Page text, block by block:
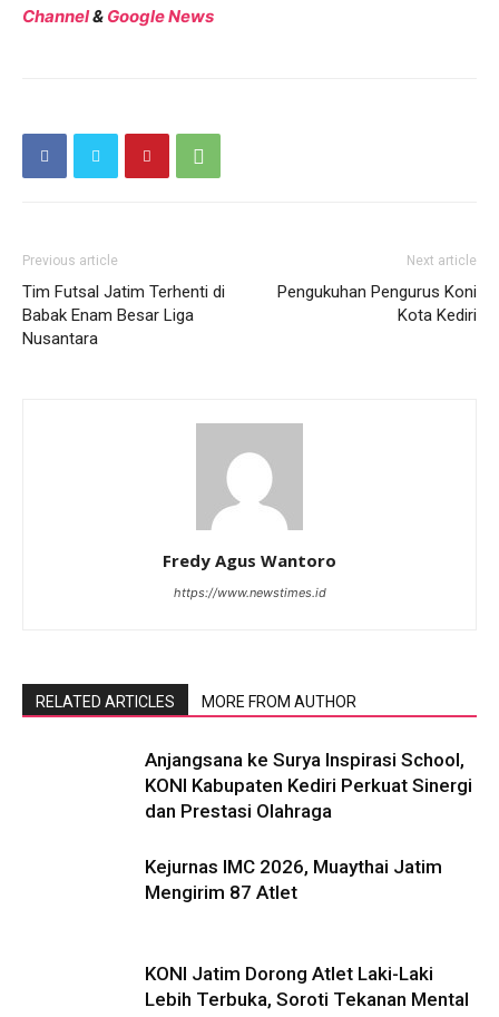
Channel& Google News
Previous article
Tim Futsal Jatim Terhenti di
Babak Enam Besar Liga
Nusantara
Next article
Pengukuhan Pengurus Koni
Kota Kediri
Fredy Agus Wantoro
https://www.newstimes.id
RELATED ARTICLES MORE FROM AUTHOR
Anjangsana ke Surya Inspirasi School,
KONI Kabupaten Kediri Perkuat Sinergi
dan Prestasi Olahraga
Kejurnas IMC 2026, Muaythai Jatim
Mengirim 87 Atlet
KONI Jatim Dorong Atlet Laki-Laki
Lebih Terbuka, Soroti Tekanan Mental